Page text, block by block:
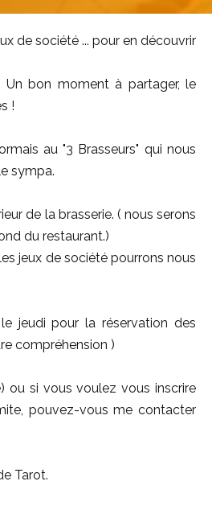
de société ... pour en découvrir
Un bon moment à partager, le
!
au "3 Brasseurs" qui nous
sympa.
de la brasserie. ( nous serons
du restaurant.)
jeux de société pourrons nous
jeudi pour la réservation des
compréhension )
ou si vous voulez vous inscrire
pouvez-vous me contacter
Tarot.